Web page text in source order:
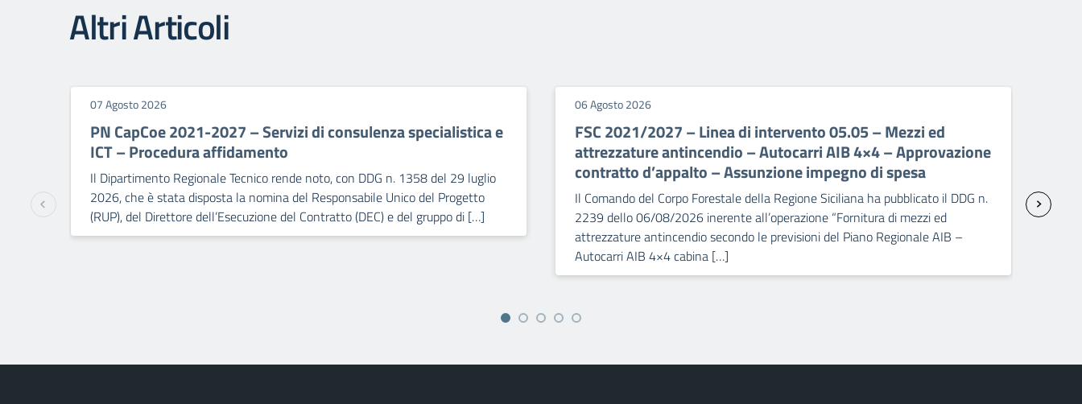
Altri Articoli
07 Agosto 2026
PN CapCoe 2021-2027 – Servizi di consulenza specialistica e
ICT – Procedura affidamento
Il Dipartimento Regionale Tecnico rende noto, con DDG n. 1358 del 29 luglio
2026, che è stata disposta la nomina del Responsabile Unico del Progetto
(RUP), del Direttore dell’Esecuzione del Contratto (DEC) e del gruppo di […]
06 Agosto 2026
FSC 2021/2027 – Linea di intervento 05.05 – Mezzi ed
attrezzature antincendio – Autocarri AIB 4×4 – Approvazione
contratto d’appalto – Assunzione impegno di spesa
Il Comando del Corpo Forestale della Regione Siciliana ha pubblicato il DDG n.
2239 dello 06/08/2026 inerente all’operazione “Fornitura di mezzi ed
attrezzature antincendio secondo le previsioni del Piano Regionale AIB –
Autocarri AIB 4×4 cabina […]